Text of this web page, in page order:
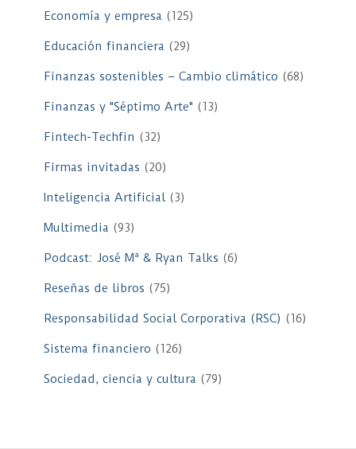
Economía y empresa (125)
Educación financiera (29)
Finanzas sostenibles – Cambio climático (68)
Finanzas y "Séptimo Arte" (13)
Fintech-Techfin (32)
Firmas invitadas (20)
Inteligencia Artificial(3)
Multimedia (93)
Podcast: José Mª & Ryan Talks (6)
Reseñas de libros (75)
Responsabilidad Social Corporativa (RSC) (16)
Sistema financiero (126)
Sociedad, ciencia y cultura (79)